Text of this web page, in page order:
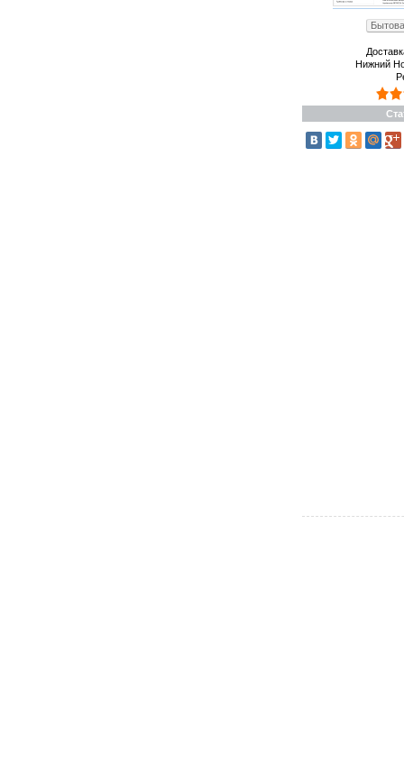
Нижний